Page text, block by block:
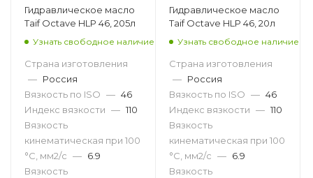
Гидравлическое масло
Taif Octave HLP 46, 205л
Узнать свободное наличие
Страна изготовления
— Россия
Вязкость по ISO — 46
Индекс вязкости — 110
Вязкость
кинематическая при 100
°С, мм2/с — 6.9
Вязкость
Гидравлическое масло
Taif Octave HLP 46, 20л
Узнать свободное наличие
Страна изготовления
— Россия
Вязкость по ISO — 46
Индекс вязкости — 110
Вязкость
кинематическая при 100
°С, мм2/с — 6.9
Вязкость